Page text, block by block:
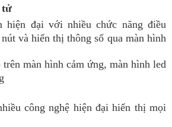
tử
hiện đại với nhiều chức năng điều
và hiển thị thông số qua màn hình
màn hình cảm ứng, màn hình led
công nghệ hiện đại hiển thị mọi